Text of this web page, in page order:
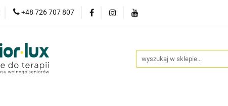
+48 726 707 807
Promocje Nowości